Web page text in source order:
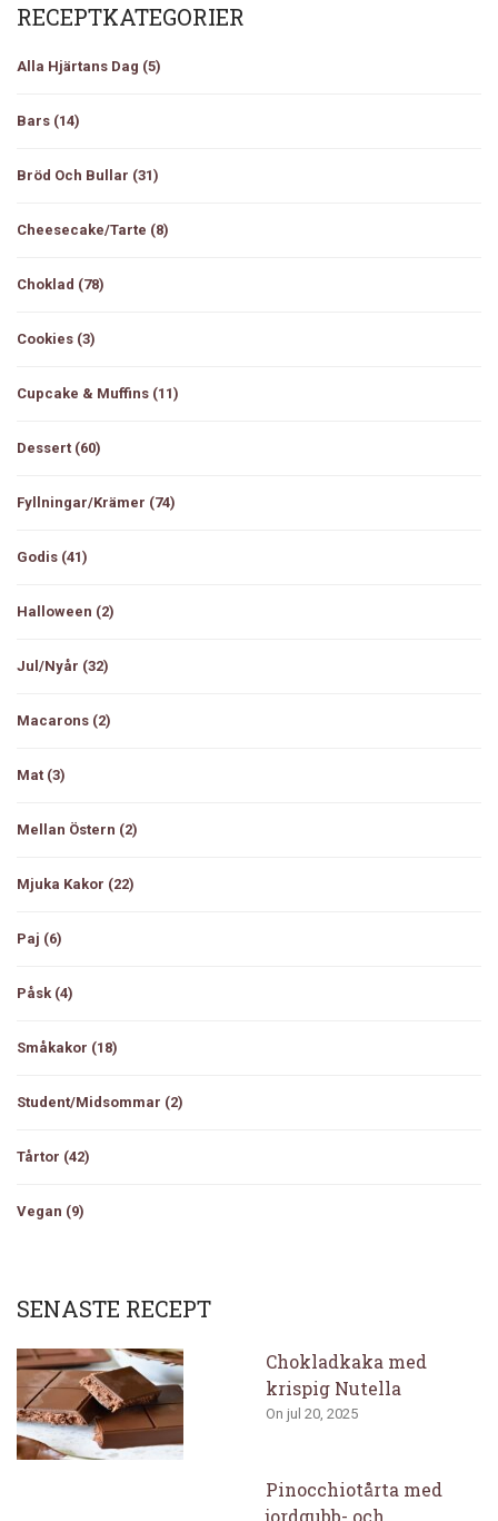
RECEPTKATEGORIER
Alla Hjärtans Dag (5)
Bars (14)
Bröd Och Bullar (31)
Cheesecake/tarte (8)
Choklad (78)
Cookies (3)
Cupcake & Muffins (11)
Dessert (60)
Fyllningar/Krämer (74)
Godis (41)
Halloween (2)
Jul/Nyår (32)
Macarons (2)
Mat (3)
Mellan Östern (2)
Mjuka Kakor (22)
Paj (6)
Påsk (4)
Småkakor (18)
Student/Midsommar (2)
Tårtor (42)
Vegan (9)
SENASTE RECEPT
Chokladkaka med
krispig Nutella
On jul 20, 2025
Pinocchiotårta med
jordgubb- och